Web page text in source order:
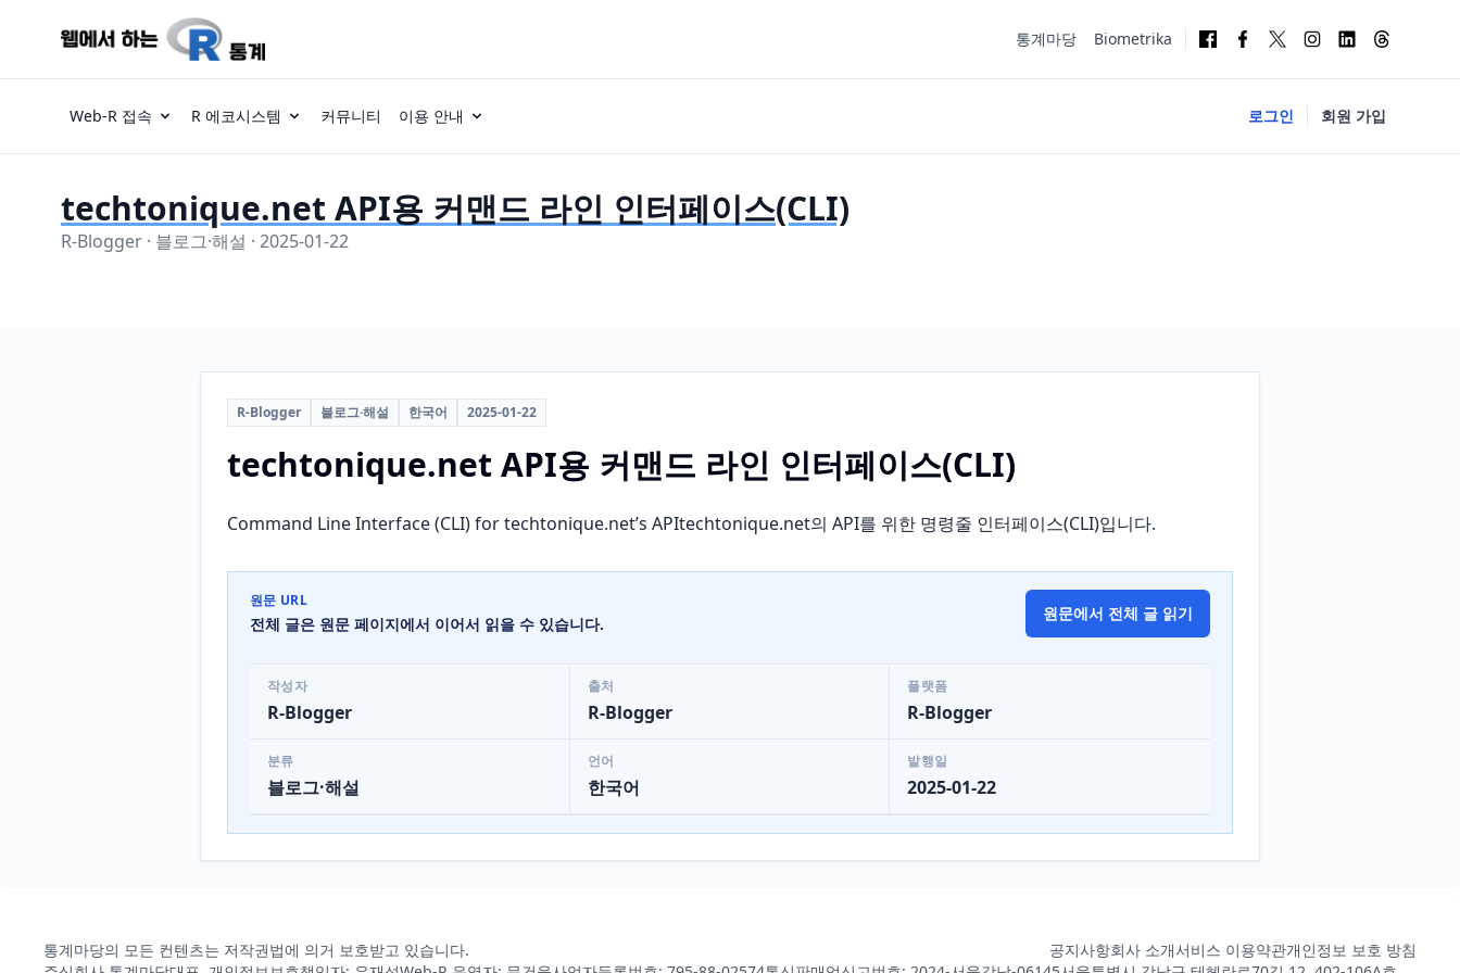
통계마당 Biometrika
Web-R 접속 R 에코시스템 커뮤니티 이용 안내 로그인 회원 가입
techtonique.net API용 커맨드 라인 인터페이스(CLI)
R-Blogger · 블로그·해설 · 2025-01-22
R-Blogger 블로그·해설 한국어 2025-01-22
techtonique.net API용 커맨드 라인 인터페이스(CLI)
Command Line Interface (CLI) for techtonique.net’s APItechtonique.net의 API를 위한 명령줄 인터페이스(CLI)입니다.
원문 URL
전체 글은 원문 페이지에서 이어서 읽을 수 있습니다.
원문에서 전체 글 읽기
작성자
R-Blogger
출처
R-Blogger
플랫폼
R-Blogger
분류
블로그·해설
언어
한국어
발행일
2025-01-22
통계마당의 모든 컨텐츠는 저작권법에 의거 보호받고 있습니다. 공지사항회사 소개서비스 이용약관개인정보 보호 방침